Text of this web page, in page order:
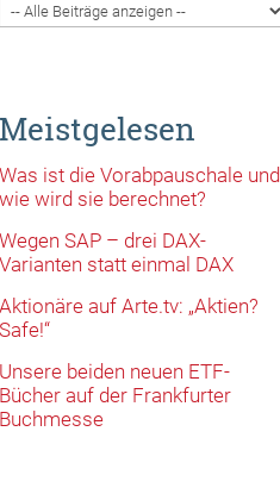
Meistgelesen
Was ist die Vorabpauschale und
wie wird sie berechnet?
Wegen SAP – drei DAX-
Varianten statt einmal DAX
Aktionäre auf Arte.tv: „Aktien?
Safe!“
Unsere beiden neuen ETF-
Bücher auf der Frankfurter
Buchmesse